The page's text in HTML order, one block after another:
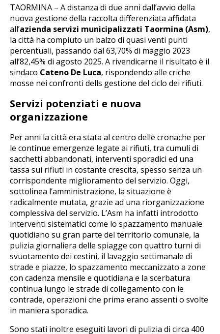
TAORMINA – A distanza di due anni dall’avvio della
nuova gestione della raccolta differenziata affidata
all’azienda servizi municipalizzati Taormina (Asm),
la città ha compiuto un balzo di quasi venti punti
percentuali, passando dal 63,70% di maggio 2023
all’82,45% di agosto 2025. A rivendicarne il risultato è il
sindaco Cateno De Luca, rispondendo alle criche
mosse nei confronti dells gestione del ciclo dei rifiuti.
Servizi potenziati e nuova
organizzazione
Per anni la città era stata al centro delle cronache per
le continue emergenze legate ai rifiuti, tra cumuli di
sacchetti abbandonati, interventi sporadici ed una
tassa sui rifiuti in costante crescita, spesso senza un
corrispondente miglioramento del servizio. Oggi,
sottolinea l’amministrazione, la situazione è
radicalmente mutata, grazie ad una riorganizzazione
complessiva del servizio. L’Asm ha infatti introdotto
interventi sistematici come lo spazzamento manuale
quotidiano su gran parte del territorio comunale, la
pulizia giornaliera delle spiagge con quattro turni di
svuotamento dei cestini, il lavaggio settimanale di
strade e piazze, lo spazzamento meccanizzato a zone
con cadenza mensile e quotidiana e la scerbatura
continua lungo le strade di collegamento con le
contrade, operazioni che prima erano assenti o svolte
in maniera sporadica.
Sono stati inoltre eseguiti lavori di pulizia di circa 400